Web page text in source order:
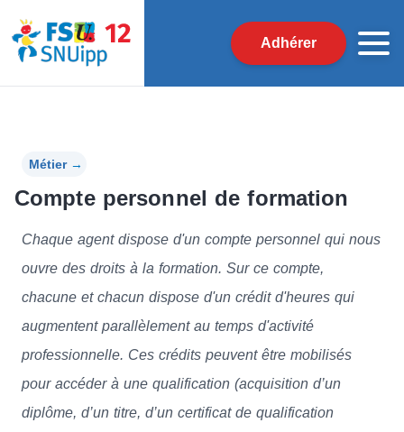
Adhérer
Métier →
Compte personnel de formation
Chaque agent dispose d'un compte personnel qui nous
ouvre des droits à la formation. Sur ce compte,
chacune et chacun dispose d'un crédit d'heures qui
augmentent parallèlement au temps d'activité
professionnelle. Ces crédits peuvent être mobilisés
pour accéder à une qualification (acquisition d’un
diplôme, d’un titre, d’un certificat de qualification